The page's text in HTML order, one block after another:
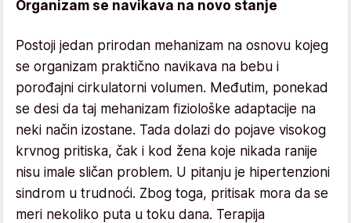
Organizam se navikava na novo stanje
Postoji jedan prirodan mehanizam na osnovu kojeg
se organizam praktično navikava na bebu i
porođajni cirkulatorni volumen. Međutim, ponekad
se desi da taj mehanizam fiziološke adaptacije na
neki način izostane. Tada dolazi do pojave visokog
krvnog pritiska, čak i kod žena koje nikada ranije
nisu imale sličan problem. U pitanju je hipertenzioni
sindrom u trudnoći. Zbog toga, pritisak mora da se
meri nekoliko puta u toku dana. Terapija